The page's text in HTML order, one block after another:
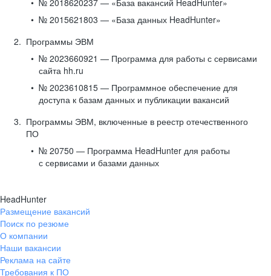
№ 2018620237 — «База вакансий HeadHunter»
№ 2015621803 — «База данных HeadHunter»
Программы ЭВМ
№ 2023660921 — Программа для работы с сервисами
сайта hh.ru
№ 2023610815 — Программное обеспечение для
доступа к базам данных и публикации вакансий
Программы ЭВМ, включенные в реестр отечественного
ПО
№ 20750 — Программа HeadHunter для работы
с сервисами и базами данных
HeadHunter
Размещение вакансий
Поиск по резюме
О компании
Наши вакансии
Реклама на сайте
Требования к ПО